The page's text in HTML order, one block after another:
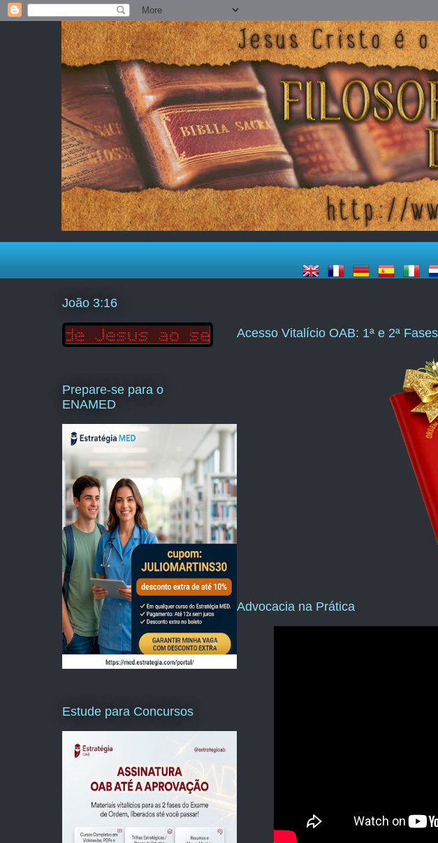
Acesso Vitalício OAB: 1ª e 2ª
Advocacia na Prática
João 3:16
Prepare-se para o
ENAMED
Estude para Concursos